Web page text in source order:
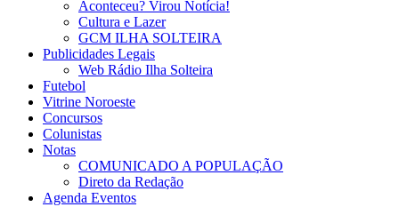
Aconteceu? Virou Notícia!
Cultura e Lazer
GCM ILHA SOLTEIRA
Publicidades Legais
Web Rádio Ilha Solteira
Futebol
Vitrine Noroeste
Concursos
Colunistas
Notas
COMUNICADO A POPULAÇÃO
Direto da Redação
Agenda Eventos